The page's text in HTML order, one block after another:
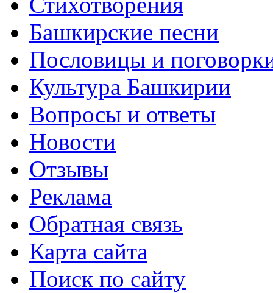
Башкирские песни
Пословицы и
Культура Башкирии
Вопросы и ответы
Новости
Отзывы
Реклама
Обратная связь
Карта сайта
Поиск по сайту